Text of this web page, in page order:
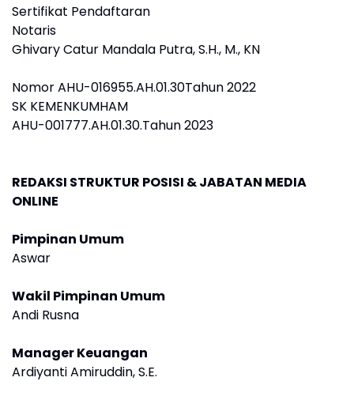
Sertifikat Pendaftaran
Notaris
Ghivary Catur Mandala Putra, S.H., M., KN
Nomor AHU-016955.AH.01.30Tahun 2022
SK KEMENKUMHAM
AHU-001777.AH.01.30.Tahun 2023
REDAKSI STRUKTUR POSISI & JABATAN MEDIA
ONLINE
Pimpinan Umum
Aswar
Wakil Pimpinan Umum
Andi Rusna
Manager Keuangan
Ardiyanti Amiruddin, S.E.